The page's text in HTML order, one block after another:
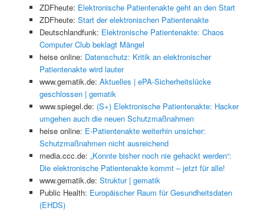
ZDFheute: Elektronische Patientenakte geht an den Start
ZDFheute: Start der elektronischen Patientenakte
Deutschlandfunk: Elektronische Patientenakte: Chaos
Computer Club beklagt Mängel
heise online: Datenschutz: Kritik an elektronischer
Patientenakte wird lauter
www.gematik.de: Aktuelles | ePA-Sicherheitslücke
geschlossen | gematik
www.spiegel.de: (S+) Elektronische Patientenakte: Hacker
umgehen auch die neuen Schutzmaßnahmen
heise online: E-Patientenakte weiterhin unsicher:
Schutzmaßnahmen nicht ausreichend
media.ccc.de: „Konnte bisher noch nie gehackt werden“:
Die elektronische Patientenakte kommt – jetzt für alle!
www.gematik.de: Struktur | gematik
Public Health: Europäischer Raum für Gesundheitsdaten
(EHDS)